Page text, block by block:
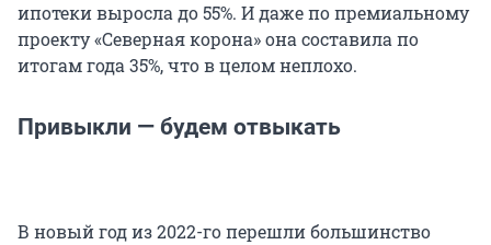
ипотеки выросла до 55%. И даже по премиальному
проекту «Северная корона» она составила по
итогам года 35%, что в целом неплохо.
Привыкли — будем отвыкать
В новый год из 2022-го перешли большинство